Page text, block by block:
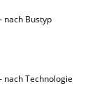
nach Bustyp
nach Technologie